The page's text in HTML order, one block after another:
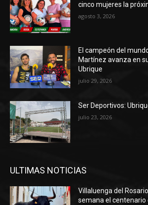
cinco mujeres la
agosto 3, 2026
El campeón del
Martínez avanza en
Ubrique
julio 29, 2026
Ser Deportivos:
julio 23, 2026
ULTIMAS NOTICIAS
Villaluenga del
semana el centenario